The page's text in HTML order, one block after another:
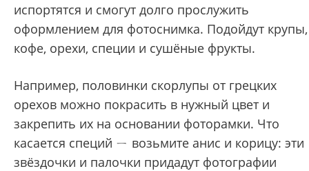
испортятся и смогут долго прослужить
оформлением для фотоснимка. Подойдут крупы,
кофе, орехи, специи и сушёные фрукты.
Например, половинки скорлупы от грецких
орехов можно покрасить в нужный цвет и
закрепить их на основании фоторамки. Что
касается специй ㄧ возьмите анис и корицу: эти
звёздочки и палочки придадут фотографии